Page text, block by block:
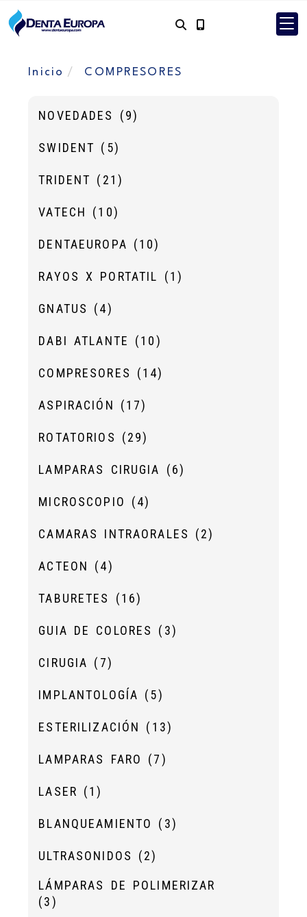
Inicio COMPRESORES
NOVEDADES (9)
SWIDENT (5)
TRIDENT (21)
VATECH (10)
DENTAEUROPA (10)
RAYOS X PORTATIL (1)
GNATUS (4)
DABI ATLANTE (10)
COMPRESORES (14)
ASPIRACIÓN (17)
ROTATORIOS (29)
LAMPARAS CIRUGIA (6)
MICROSCOPIO (4)
CAMARAS INTRAORALES (2)
ACTEON (4)
TABURETES (16)
GUIA DE COLORES (3)
CIRUGIA (7)
IMPLANTOLOGÍA (5)
ESTERILIZACIÓN (13)
LAMPARAS FARO (7)
LASER (1)
BLANQUEAMIENTO (3)
ULTRASONIDOS (2)
LÁMPARAS DE POLIMERIZAR
(3)